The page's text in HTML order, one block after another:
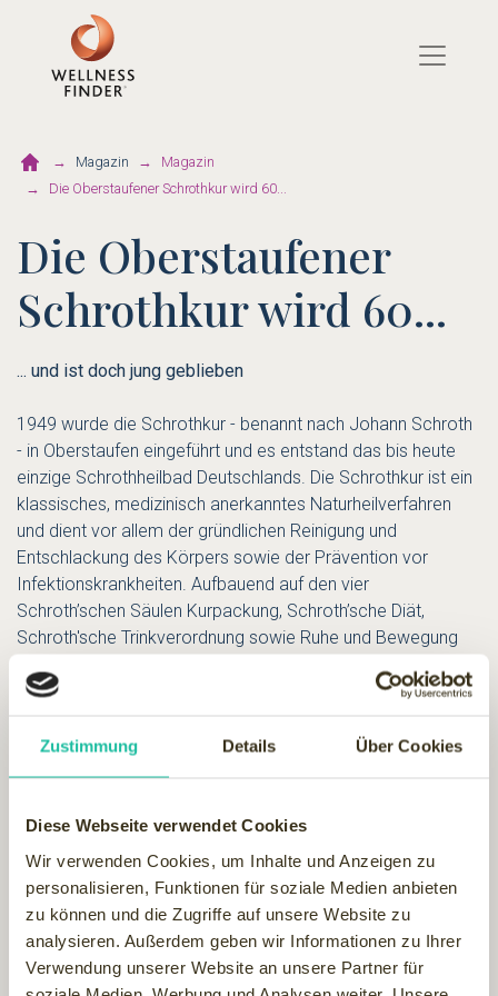
Zustimmung Details Über Cookies
Diese Webseite verwendet Cookies
Wir verwenden Cookies, um Inhalte und Anzeigen zu
personalisieren, Funktionen für soziale Medien anbieten
zu können und die Zugriffe auf unsere Website zu
analysieren. Außerdem geben wir Informationen zu Ihrer
Verwendung unserer Website an unsere Partner für
Magazin
Magazin
Die Oberstaufener Schrothkur wird 60...
Die Oberstaufener
Schrothkur wird 60...
... und ist doch jung geblieben
1949 wurde die Schrothkur - benannt nach Johann Schroth
- in Oberstaufen eingeführt und es entstand das bis heute
einzige Schrothheilbad Deutschlands. Die Schrothkur ist ein
klassisches, medizinisch anerkanntes Naturheilverfahren
und dient vor allem der gründlichen Reinigung und
Entschlackung des Körpers sowie der Prävention vor
Infektionskrankheiten. Aufbauend auf den vier
Schroth’schen Säulen Kurpackung, Schroth’sche Diät,
Schroth'sche Trinkverordnung sowie Ruhe und Bewegung
die geistige Vitalität gesteigert und nebenbei ein paar
Im Wellnesshotel Bergkristall wird die Original Oberstaufener
Schrothkur schon seit 1986 erfolgreich praktiziert, seit 1995
Zum 60. Geburtstag der Schrothkur in Oberstaufen macht
Ihnen das Wellnesshotel Bergkristall ein Geschenk "7 Tage
kuren nur 6 Tage zahlen"
Mehr hier